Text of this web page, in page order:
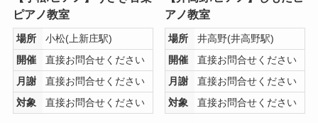
ピアノ教室
場所
小松(上新庄駅)
開催
直接お問合せください
月謝
直接お問合せください
対象
直接お問合せください
アノ教室
場所
井高野(井高野駅)
開催
直接お問合せください
月謝
直接お問合せください
対象
直接お問合せください